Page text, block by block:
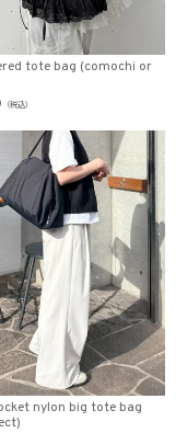
tote bag (comochi or
（税込）
nylon big tote bag